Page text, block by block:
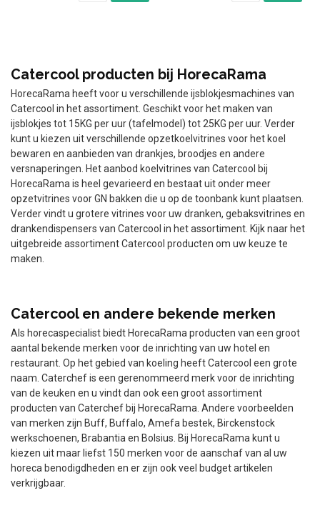
Catercool producten bij HorecaRama
HorecaRama heeft voor u verschillende ijsblokjesmachines van
Catercool in het assortiment. Geschikt voor het maken van
ijsblokjes tot 15KG per uur (tafelmodel) tot 25KG per uur. Verder
kunt u kiezen uit verschillende opzetkoelvitrines voor het koel
bewaren en aanbieden van drankjes, broodjes en andere
versnaperingen. Het aanbod koelvitrines van Catercool bij
HorecaRama is heel gevarieerd en bestaat uit onder meer
opzetvitrines voor GN bakken die u op de toonbank kunt plaatsen.
Verder vindt u grotere vitrines voor uw dranken, gebaksvitrines en
drankendispensers van Catercool in het assortiment. Kijk naar het
uitgebreide assortiment Catercool producten om uw keuze te
maken.
Catercool en andere bekende merken
Als horecaspecialist biedt HorecaRama producten van een groot
aantal bekende merken voor de inrichting van uw hotel en
restaurant. Op het gebied van koeling heeft Catercool een grote
naam. Caterchef is een gerenommeerd merk voor de inrichting
van de keuken en u vindt dan ook een groot assortiment
producten van Caterchef bij HorecaRama. Andere voorbeelden
van merken zijn Buff, Buffalo, Amefa bestek, Birckenstock
werkschoenen, Brabantia en Bolsius. Bij HorecaRama kunt u
kiezen uit maar liefst 150 merken voor de aanschaf van al uw
horeca benodigdheden en er zijn ook veel budget artikelen
verkrijgbaar.